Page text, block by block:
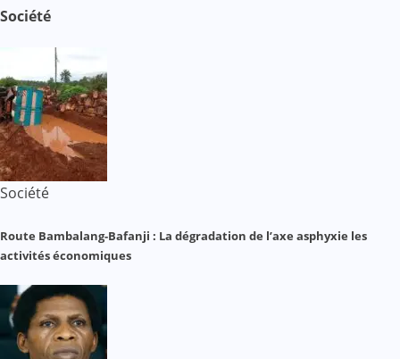
Société
Société
Route Bambalang-Bafanji : La dégradation de l’axe asphyxie les
activités économiques